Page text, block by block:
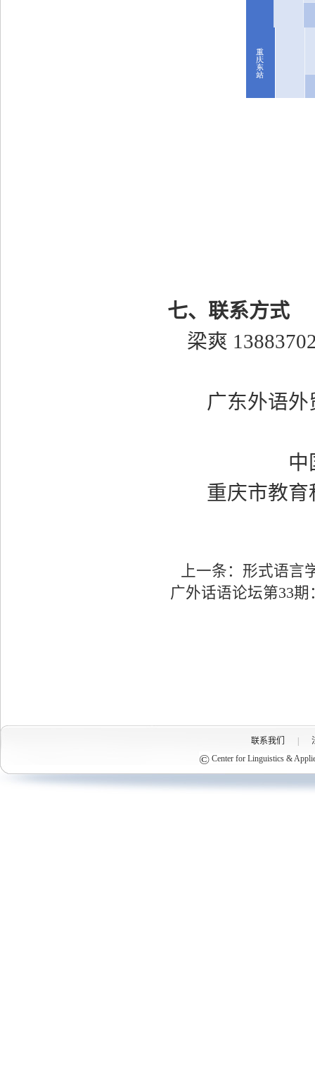
七、 联系方式
梁爽
广东外语
中
重庆市教
上一条： 形式语言
广外话语论坛第33
联系我们
© Center for Linguistics &